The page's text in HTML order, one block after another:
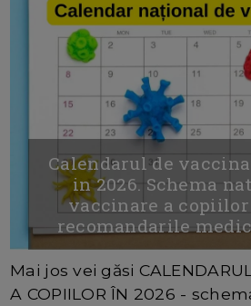
Calendarul de
in 2026. Schema
vaccinare a
recomandarile
Mai jos vei găsi
A COPIILOR ÎN 2026 -